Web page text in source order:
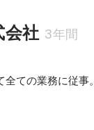
社 3年間
ての業務に従事。